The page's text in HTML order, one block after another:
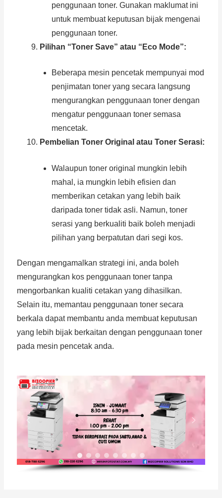
penggunaan toner. Gunakan maklumat ini
untuk membuat keputusan bijak mengenai
penggunaan toner.
Pilihan “Toner Save” atau “Eco Mode”:
Beberapa mesin pencetak mempunyai mod
penjimatan toner yang secara langsung
mengurangkan penggunaan toner dengan
mengatur penggunaan toner semasa
mencetak.
Pembelian Toner Original atau Toner Serasi:
Walaupun toner original mungkin lebih
mahal, ia mungkin lebih efisien dan
memberikan cetakan yang lebih baik
daripada toner tidak asli. Namun, toner
serasi yang berkualiti baik boleh menjadi
pilihan yang berpatutan dari segi kos.
Dengan mengamalkan strategi ini, anda boleh
mengurangkan kos penggunaan toner tanpa
mengorbankan kualiti cetakan yang dihasilkan.
Selain itu, memantau penggunaan toner secara
berkala dapat membantu anda membuat keputusan
yang lebih bijak berkaitan dengan penggunaan toner
pada mesin pencetak anda.